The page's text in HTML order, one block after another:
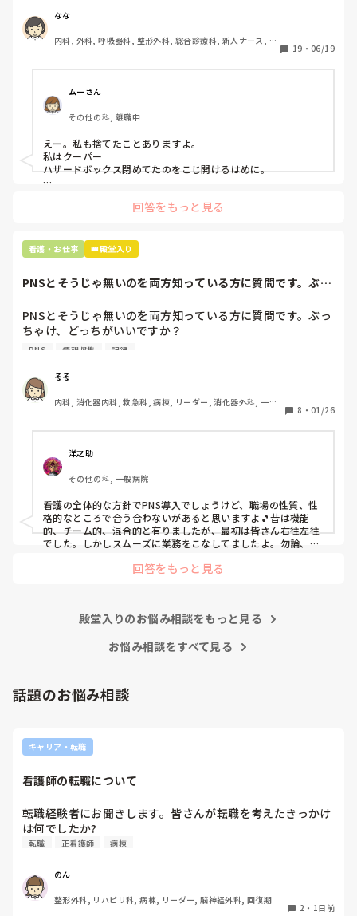
ゴミと一緒に、ノリで鑷子達を捨てました。。
患者に使用した物品は使い捨て、という認識が頭の中にあっ
て…。
プリセプターに
「普通鑷子捨てる！？明らかに使い捨てて良いような安物じ
ゃないよね？」
「そんなミスした新人、あなたが初めてだよ」
と言われました。。
たしかに、よくよく考えてみれば
手術室で使った物品も全部滅菌して使いまわすし、
なんで頭回らなかったんだろう😭
市長さんは、
患者さんに迷惑かけたわけじゃないから大丈夫、
自分が情けなくて情けなくて😭
こんなバカな私をせめて笑い飛ばしてください笑
なな
内科, 外科, 呼吸器科, 整形外科, 総合診療科, 新人ナース, 脳
19 ・ 06/19
ムーさん
その他の科, 離職中
えー。私も捨てたことありますよ。
私はクーパー
ハザードボックス閉めてたのをこじ開けるはめに。
に出しちゃったり。(これは問題か💦)
回答をもっと見る
看護・お仕事 👑殿堂入り
PNSとそうじゃ無いのを両方知っている方に質問です。ぶっ
PNSとそうじゃ無いのを両方知っている方に質問です。ぶっ
ちゃけ、どっちがいいですか？
後、PNSを廃止しました。
私は、そのPNSを廃止した病棟からまだPNSをやっている病
棟に9月に異動してきました。
じざるを得ませんでした。
色々な病棟に入院したことのある患者さんも、「(私が異動
する前の病棟の方が)新人が患者から見てもよく動けてた
よ」と言っていました。
現病棟はPNSだけれども、結局は忙しくて、新人の面倒を見
てられず、清潔ケアや単純に点滴を繋げてくるなど、簡単な
仕事しか新人にさせていませんでした。PNSを廃止した病棟
では、イベントは必ずと言っていいほど新人に担当させて、
ることがどんどん増えていったと思っています。
朝の情報収集にも時間がかかり、結果、患者のことがわから
の意味があるのか疑問です。
やったことないの！？もう10ヶ月なんだから、未経験なこと
新人さんが可愛そう、と感じることもある反面、ペアの先輩
が何か処置をしているけど、ペアの新人はのんびり記録して
がいいんじゃないの？」と声をかけても、「記録終わってな
早く色々覚えたい！という、意欲があまり感じられず…これ
はPNS云々よりも、その新人の性格かな？とも思いました
が、ほとんどの新人に当てはまりました。。。時代柄でしょ
私はどちらかといえば、PNSは好きじゃありません。
でもPNSでやれというからには、もっと業務量に見合った、
新人を指導しながら業務ができるゆとりが欲しいです。
PNS 情報収集 記録
るる
内科, 消化器内科, 救急科, 病棟, リーダー, 消化器外科, 一般
8 ・ 01/26
洋之助
その他の科, 一般病院
看護の全体的な方針でPNS導入でしょうけど、職場の性質、性
格的なところで合う合わないがあると思いますよ🎵昔は機能
的、チーム的、混合的と有りましたが、最初は皆さん右往左往
でした。しかしスムーズに業務をこなしてましたよ。勿論、指
と意見交換を行うべきと思いますよ🎵それに人手が足りないの
の向き合い方になると思いますよ🎵僕は昔の人間なので、昔は
いと思います。昔は患者様、スタッフ全員に目を配れる人が沢
るなら実施してみてはどうでしょうか⁉️そういう事と思います
持論ですけど、頑張って👊😆🎵
回答をもっと見る
殿堂入りのお悩み相談をもっと見る
お悩み相談をすべて見る
話題のお悩み相談
キャリア・転職
看護師の転職について
転職経験者にお聞きします。皆さんが転職を考えたきっかけ
は何でしたか?
転職 正看護師 病棟
のん
整形外科, リハビリ科, 病棟, リーダー, 脳神経外科, 回復期
2 ・ 1日前